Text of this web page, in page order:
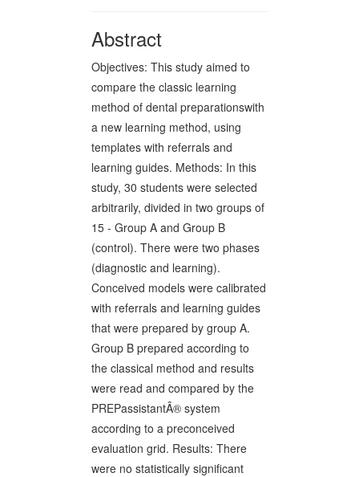
Abstract
Objectives: This study aimed to
compare the classic learning
method of dental preparationswith
a new learning method, using
templates with referrals and
learning guides. Methods: In this
study, 30 students were selected
arbitrarily, divided in two groups of
15 - Group A and Group B
(control). There were two phases
(diagnostic and learning).
Conceived models were calibrated
with referrals and learning guides
that were prepared by group A.
Group B prepared according to
the classical method and results
were read and compared by the
PREPassistantÂ® system
according to a preconceived
evaluation grid. Results: There
were no statistically significant